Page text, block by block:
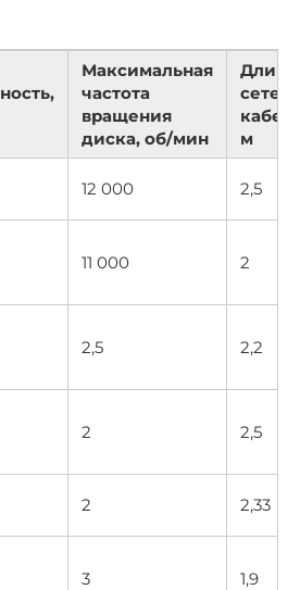
Максимальная
частота
вращения
диска, об/мин
Длина
м
12 000 2,5
11 000 2
2,5 2,2
2 2,5
2 2,33
3 1,9